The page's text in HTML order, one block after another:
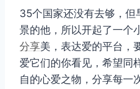
35个国家还没有去够，
景的他，所以开起了一个
分享美，表达爱的平台，
爱它们的你看见，希望同
自的心爱之物，分享每一